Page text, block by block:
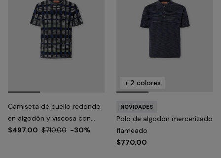
Camiseta de cuello redondo
en algodón y viscosa con
motivo de cuadros
$497.00 $710.00 -30%
+ 2 colores
NOVIDADES
Polo de algodón mercerizado
flameado
$770.00